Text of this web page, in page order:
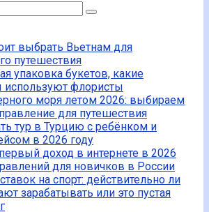
выбрать Вьетнам для
путешествия
упаковка букетов, какие
используют флористы
моря летом 2026: выбираем
для путешествия
тур в Турцию с ребёнком и
в 2026 году
доход в интернете в 2026
для новичков в России
на спорт: действительно ли
зарабатывать или это пустая